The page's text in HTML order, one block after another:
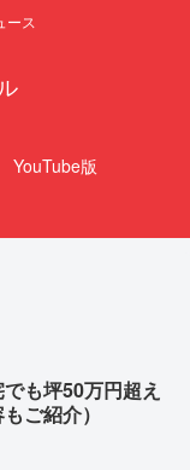
ース
YouTube版
も坪50万円超え
ご紹介）